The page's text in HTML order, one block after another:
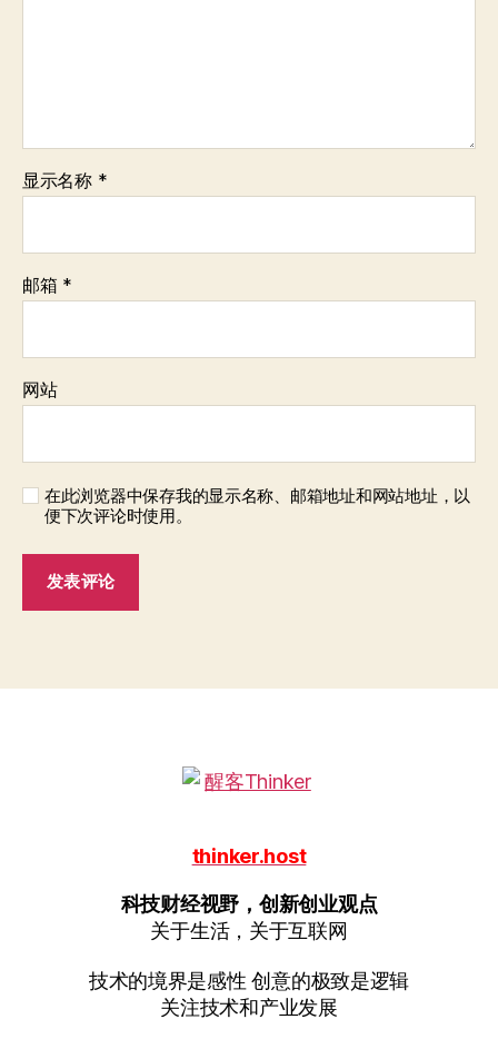
显示名称 *
邮箱 *
网站
在此浏览器中保存我的显示名称、邮箱地址和网站地址，以
便下次评论时使用。
thinker.host
科技财经视野，创新创业观点
关于生活，关于互联网
技术的境界是感性 创意的极致是逻辑
关注技术和产业发展